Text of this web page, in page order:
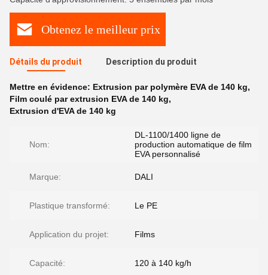
Obtenez le meilleur prix
Détails du produit Description du produit
Mettre en évidence: Extrusion par polymère EVA de 140 kg,
Film coulé par extrusion EVA de 140 kg,
Extrusion d'EVA de 140 kg
Nom:
DL-1100/1400 ligne de
production automatique de film
EVA personnalisé
Marque: DALI
Plastique transformé: Le PE
Application du projet: Films
Capacité: 120 à 140 kg/h